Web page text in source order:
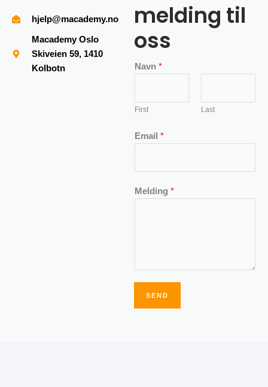
hjelp@macademy.no
Macademy Oslo
Skiveien 59, 1410
Kolbotn
melding til
oss
Navn *
First Last
Email *
Melding *
SEND